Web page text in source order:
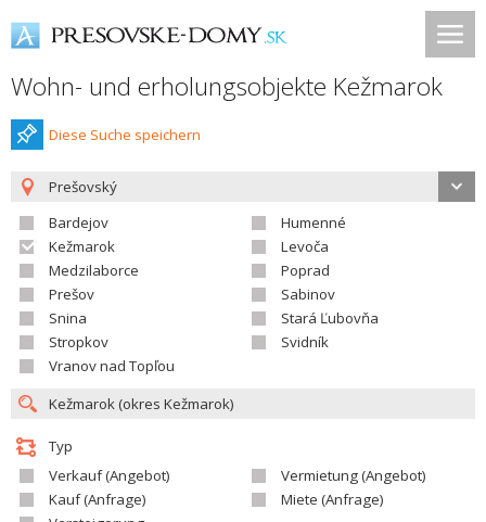
Wohn- und erholungsobjekte Kežmarok
Diese Suche speichern
Prešovský
Bardejov
Humenné
Kežmarok
Levoča
Medzilaborce
Poprad
Prešov
Sabinov
Snina
Stará Ľubovňa
Stropkov
Svidník
Vranov nad Topľou
Typ
Verkauf (Angebot)
Vermietung (Angebot)
Kauf (Anfrage)
Miete (Anfrage)